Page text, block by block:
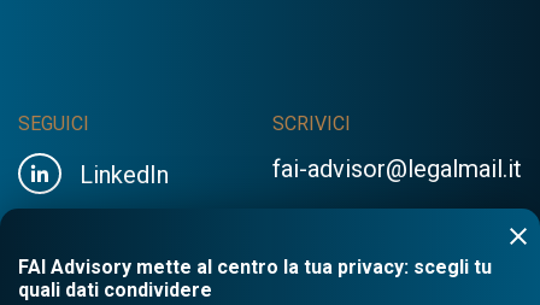
SEGUICI
LinkedIn
SCRIVICI
fai-advisor@legalmail.it
FAI Advisory mette al centro la tua privacy: scegli tu
quali dati condividere